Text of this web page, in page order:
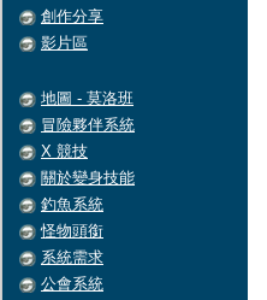
創作分享
影片區
地圖 - 莫洛班
冒險夥伴系統
X 競技
關於變身技能
釣魚系統
怪物頭銜
系統需求
公會系統